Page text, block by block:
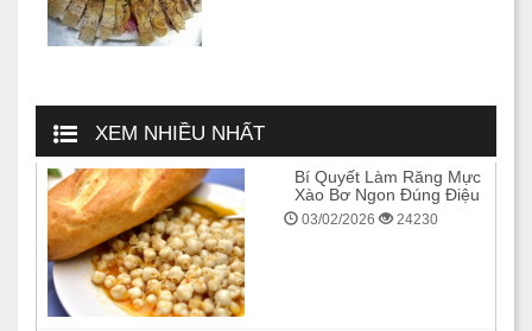
XEM NHIỀU NHẤT
Bí Quyết Làm Răng Mực
Xào Bơ Ngon Đúng Điệu
03/02/2026 24230